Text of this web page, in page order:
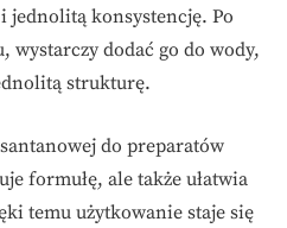
jednolitą konsystencję. Po
wystarczy dodać go do wody,
strukturę.
do preparatów
formułę, ale także ułatwia
temu użytkowanie staje się